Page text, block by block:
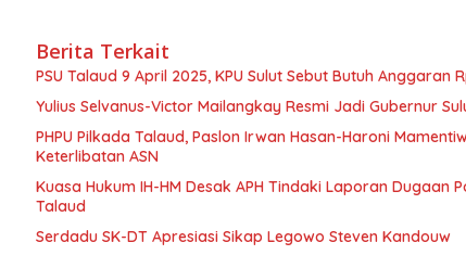
Berita Terkait
PSU Talaud 9 April 2025, KPU Sulut Sebut Butuh Anggaran
Yulius Selvanus-Victor Mailangkay Resmi Jadi Gubernur
PHPU Pilkada Talaud, Paslon Irwan Hasan-Haroni
Keterlibatan ASN
Kuasa Hukum IH-HM Desak APH Tindaki Laporan Dugaan
Talaud
Serdadu SK-DT Apresiasi Sikap Legowo Steven Kandouw